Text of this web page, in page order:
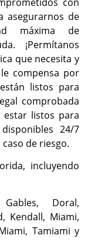
asegurarnos de
máxima de
¡Permítanos
que necesita y
compensa por
listos para
comprobada
estar listos para
24/7
de riesgo.
incluyendo
Doral,
Kendall, Miami,
Tamiami y